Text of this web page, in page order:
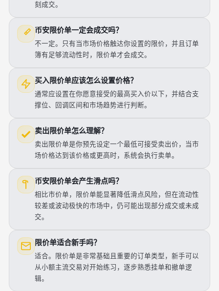
刻成交。
币安限价单一定会成交吗？
不一定。只有当市场价格触达你设置的限价，并且订单
簿有足够流动性时，限价单才会成交。
买入限价单应该怎么设置价格？
通常应设置在你愿意接受的最高买入价以下，并结合支
撑位、回调区间和市场趋势进行判断。
卖出限价单怎么理解？
卖出限价单是你预先设定一个最低可接受卖出价，当市
场价格达到该价格或更高时，系统会执行卖单。
币安限价单会产生滑点吗？
相比市价单，限价单能显著降低滑点风险，但在流动性
较差或波动极快的市场中，仍可能出现部分成交或未成
交。
限价单适合新手吗？
适合。限价单是非常基础且重要的订单类型，新手可以
从小额主流交易对开始练习，逐步熟悉挂单和撤单逻
辑。